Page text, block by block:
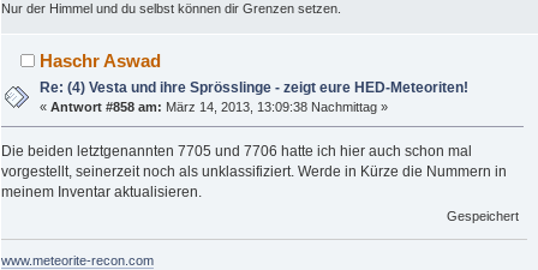
Nur der Himmel und du selbst können dir Grenzen setzen.
Haschr Aswad
Re: (4) Vesta und ihre Sprösslinge - zeigt eure HED-Meteoriten!
«Antwort #858 am: März 14, 2013, 13:09:38 Nachmittag »
Die beiden letztgenannten 7705 und 7706 hatte ich hier auch schon mal
vorgestellt, seinerzeit noch als unklassifiziert. Werde in Kürze die Nummern in
meinem Inventar aktualisieren.
Gespeichert
www.meteorite-recon.com